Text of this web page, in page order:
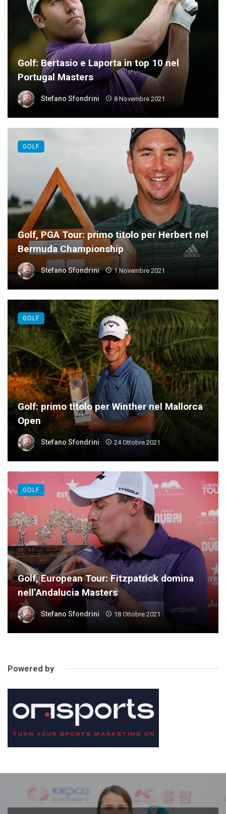
Golf: Bertasio e Laporta in top 10 nel
Portugal Masters
Stefano Sfondrini 8 Novembre 2021
Golf, PGA Tour: primo titolo per Herbert nel
Bermuda Championship
Stefano Sfondrini 1 Novembre 2021
GOLF
Golf: primo titolo per Winther nel Mallorca
Open
Stefano Sfondrini 24 Ottobre 2021
GOLF
Golf, European Tour: Fitzpatrick domina
nell’Andalucia Masters
Stefano Sfondrini 18 Ottobre 2021
GOLF
Powered by